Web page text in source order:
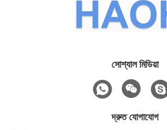
সোশ্যাল মিডিয়া
দ্রুত যোগাযোগ